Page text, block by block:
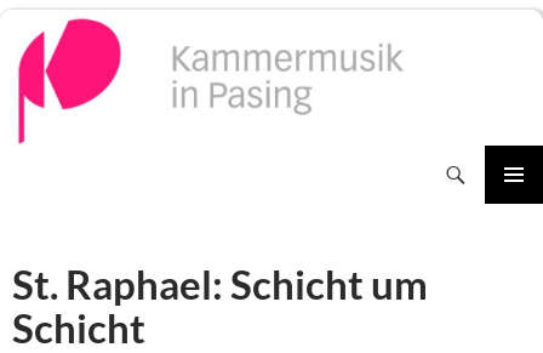
Inhalt
springen
St. Raphael: Schicht um
Schicht